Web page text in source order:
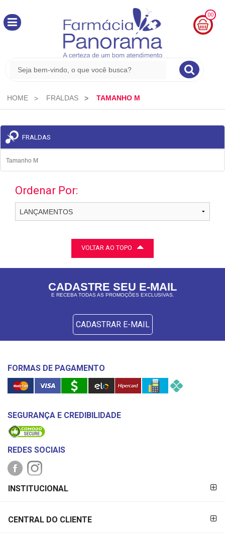
00
0,00
HOME FRALDAS TAMANHO M
FRALDAS
Tamanho M
Ordenar Por:
VOLTAR AO TOPO
CADASTRE SEU E-MAIL
E RECEBA TODAS AS PROMOÇÕES EXCLUSIVAS.
CADASTRAR E-MAIL
FORMAS DE PAGAMENTO
SEGURANÇA E CREDIBILIDADE
REDES SOCIAIS
PAGAMENTO
INSTITUCIONAL
CENTRAL DO CLIENTE